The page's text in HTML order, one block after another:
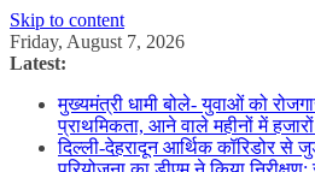
Skip to content
Friday, August 7, 2026
Latest:
मुख्यमंत्री धामी बोले- युवाओं को
प्राथमिकता, आने वाले महीनों में हजारों
दिल्ली-देहरादून आर्थिक कॉरिडोर से